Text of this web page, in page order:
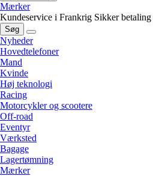
Mærker
Kundeservice i Frankrig Sikker betaling
Søg
Nyheder
Hovedtelefoner
Mand
Kvinde
Høj teknologi
Racing
Motorcykler og scootere
Off-road
Eventyr
Værksted
Bagage
Lagertømning
Mærker